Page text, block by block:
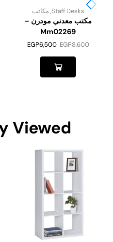
Staff Desks
, مكاتب
مكتب معدني مودرن –
Mm02269
EGP8,600
EGP6,500
Viewed